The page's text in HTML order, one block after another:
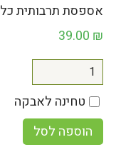
אספסת תרבותית כל
39.00 ₪
טחינה לאבקה
הוספה לסל